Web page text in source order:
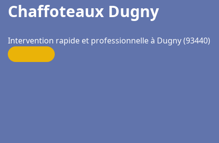
Chaffoteaux Dugny
Intervention rapide et professionnelle à Dugny (93440)